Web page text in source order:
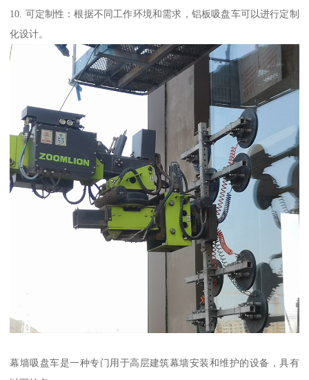
10. 可定制性：根据不同工作环境和需求，铝板吸盘车可以进行定制
化设计。
幕墙吸盘车是一种专门用于高层建筑幕墙安装和维护的设备，具有